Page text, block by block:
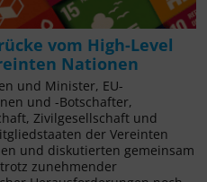
vom High-Level
Nationen
und Minister, EU-
und -Botschafter,
Zivilgesellschaft und
der Vereinten
und diskutierten gemeinsam
zunehmender